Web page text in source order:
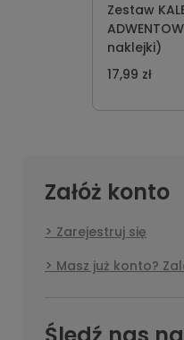
Zestaw
naklejki)
17,99 zł
Załóż konto
Zarejestruj się
Masz już konto?